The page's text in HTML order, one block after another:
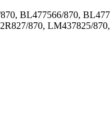
BL477566/870,
870, LM437825/